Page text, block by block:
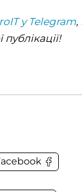
у Telegram,